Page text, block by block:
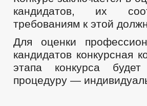
кандидатов, их
требованиям к этой
Для оценки
кандидатов конкурсная
этапа конкурса
процедуру —